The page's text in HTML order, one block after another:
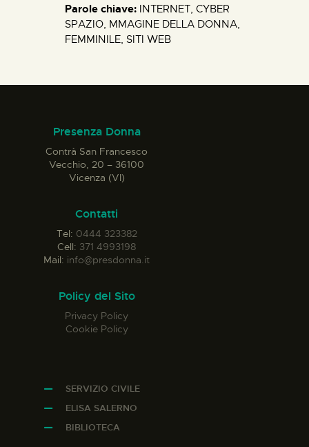
Parole chiave: INTERNET, CYBER
SPAZIO, MMAGINE DELLA DONNA,
FEMMINILE, SITI WEB
Presenza Donna
Contrà San Francesco
Vecchio, 20 – 36100
Vicenza (VI)
Contatti
Tel: 0444 323382
Cell: 371 4993198
Mail: info@presdonna.it
Policy del Sito
Privacy Policy
Cookie Policy
SERVIZIO CIVILE
ELISA SALERNO
BIBLIOTECA